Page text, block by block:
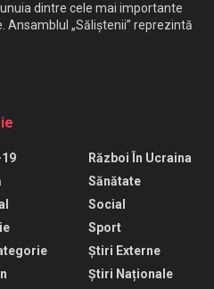
dintre cele mai importante
„Săliștenii” reprezintă
Război În Ucraina
Sănătate
Social
Sport
Știri Externe
Știri Naționale